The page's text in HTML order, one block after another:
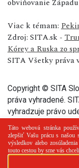
Viac k témam:
Zdroj: SITA.sk -
Kórey a Ruska zo
SITA Všetky práva
Copyright © SITA
práva vyhradené.
vyhradzuje právo